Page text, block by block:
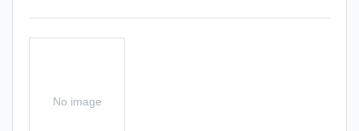
No image